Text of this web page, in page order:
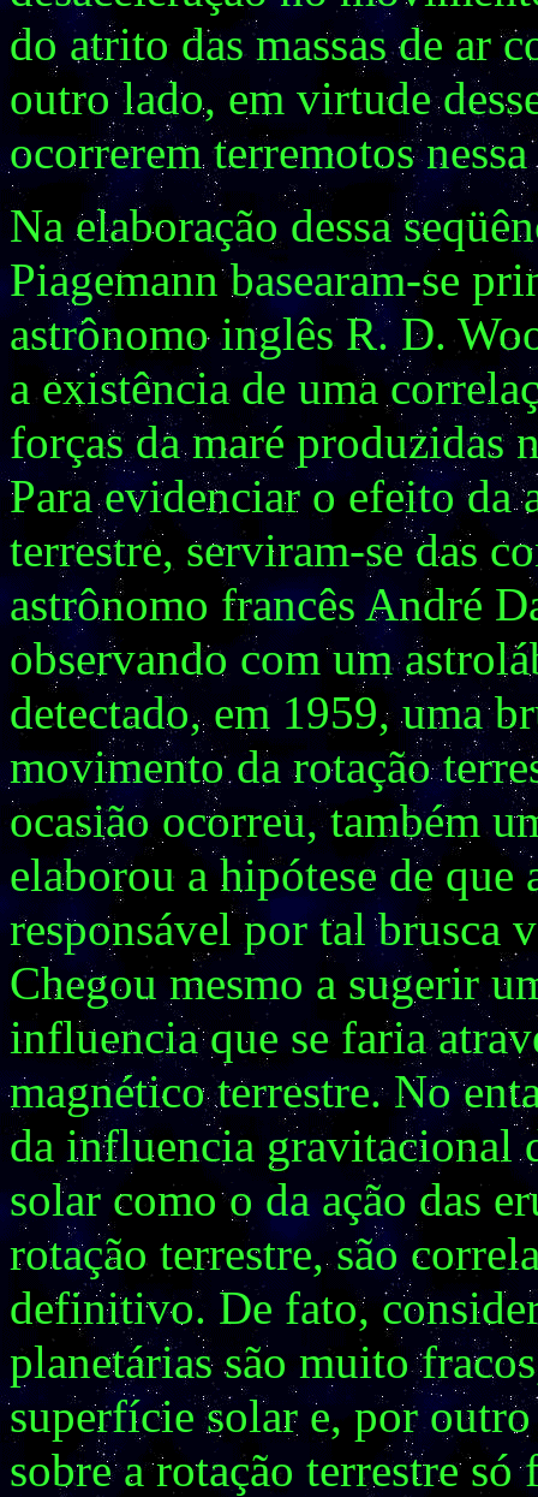
do atrito das massas de ar
outro lado, em virtude
ocorrerem terremotos
Na elaboração dessa
Piagemann basearam-se
astrônomo inglês R. D.
a existência de uma
forças da maré produzidas
Para evidenciar o efeito da
terrestre, serviram-se das
astrônomo francês André
observando com um
detectado, em 1959, uma
movimento da rotação
ocasião ocorreu, também
elaborou a hipótese de que
responsável por tal brusca
Chegou mesmo a sugerir
influencia que se faria
magnético terrestre. No
da influencia gravitacional
solar como o da ação das
rotação terrestre, são
definitivo. De fato,
planetárias são muito
superfície solar e, por
sobre a rotação terrestre